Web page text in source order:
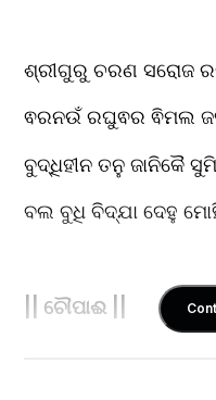
ଶ୍ରୀଗୁରୁ ଚରଣ ସରୋଜ
ଵରନଉଁ ରଘୁଵର ଵିମଲ ଜସୁ
ବୁଦ୍ଧିହୀନ ତନୁ ଜାନିକୈ
ବଲ ବୁଧି ବିଦ୍ଯା ଦେହୁ
|| ଚୌପାଈ ||